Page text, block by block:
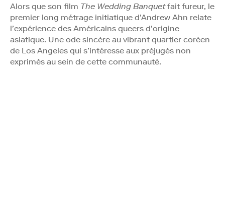
Alors que son film The Wedding Banquetfait fureur, le
premier long métrage initiatique d’Andrew Ahn relate
l’expérience des Américains queers d’origine
asiatique. Une ode sincère au vibrant quartier coréen
de Los Angeles qui s’intéresse aux préjugés non
exprimés au sein de cette communauté.